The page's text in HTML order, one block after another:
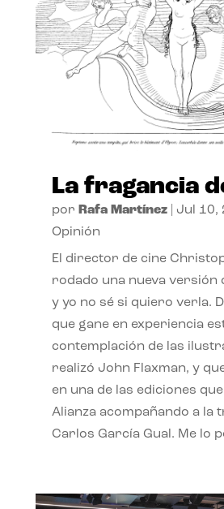
La fragancia
por Rafa Martínez| Jul 10,
Opinión
El director de cine
rodado una nueva versión
y yo no sé si quiero verla.
que gane en experiencia
contemplación de las
realizó John Flaxman, y
en una de las ediciones
Alianza acompañando a la
Carlos García Gual. Me lo